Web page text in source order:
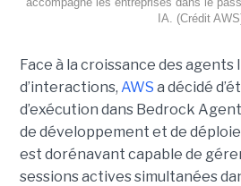
IA. (Crédit
Face à la croissance des agents
d’interactions, AWS a décidé
d’exécution dans Bedrock
de développement et de
est dorénavant capable de gérer
sessions actives simultanées